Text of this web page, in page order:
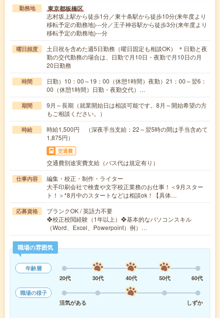
勤務地 東京都板橋区
志村坂上駅から徒歩1分／東十条駅から徒歩10分(来年度より
移転予定の勤務地)---分／王子神谷駅から徒歩3分(来年度より
移転予定の勤務地)---分
曜日頻度
土日祝を含めた週5日勤務（曜日固定も相談OK） ＊日勤と夜
勤の交代勤務の場合は、日勤で月10日・夜勤で月10日の月
20日勤務
時間
日勤）10：00～19：00（休憩1時間）夜勤）21：00～翌6：
00（休憩1時間）日勤・夜勤交代）…
期間
9月～長期（就業開始日は相談可能です。8月～開始希望の方
もご相談ください。）
時給
時給1,500円 （深夜手当支給：22～翌5時の間は手当含めて
1,875円）
交通費
交通費別途実費支給（バス代は規定有り）
仕事内容
編集・校正・制作・ライター
大手印刷会社で検査や文字校正業務のお仕事！＜9月スター
ト！＞*8月中のスタートなどは相談ok！【具体…
応募資格
ブランクOK / 英語力不要
❖校正校閲経験（1年以上）❖基本的なパソコンスキル
（Word、Excel、Powerpoint）例）…
職場の雰囲気
年齢層
20代
30代 40代 50代
60代
職場の様子
活気がある
しずか